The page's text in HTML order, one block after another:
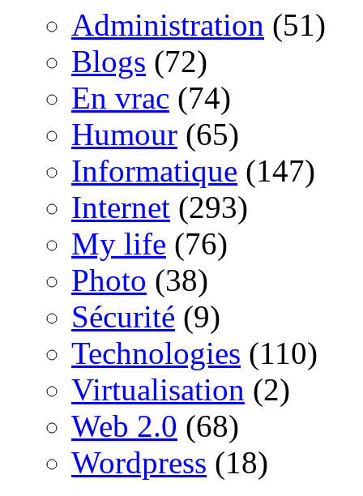
Administration (51)
Blogs (72)
En vrac (74)
Humour (65)
Informatique (147)
Internet (293)
My life (76)
Photo (38)
Sécurité (9)
Technologies (110)
Virtualisation (2)
Web 2.0 (68)
Wordpress (18)